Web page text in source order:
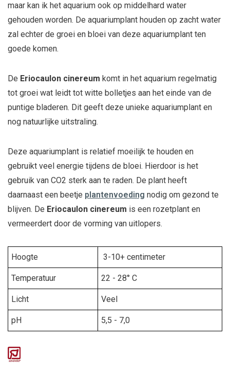
maar kan ik het aquarium ook op middelhard water
gehouden worden. De aquariumplant houden op zacht water
zal echter de groei en bloei van deze aquariumplant ten
goede komen.
De Eriocaulon cinereum komt in het aquarium regelmatig
tot groei wat leidt tot witte bolletjes aan het einde van de
puntige bladeren. Dit geeft deze unieke aquariumplant en
nog natuurlijke uitstraling.
Deze aquariumplant is relatief moeilijk te houden en
gebruikt veel energie tijdens de bloei. Hierdoor is het
gebruik van CO2 sterk aan te raden. De plant heeft
daarnaast een beetje plantenvoeding nodig om gezond te
blijven. De Eriocaulon cinereum is een rozetplant en
vermeerdert door de vorming van uitlopers.
Hoogte 3-10+ centimeter
Temperatuur 22 - 28° C
Licht Veel
pH 5,5 - 7,0